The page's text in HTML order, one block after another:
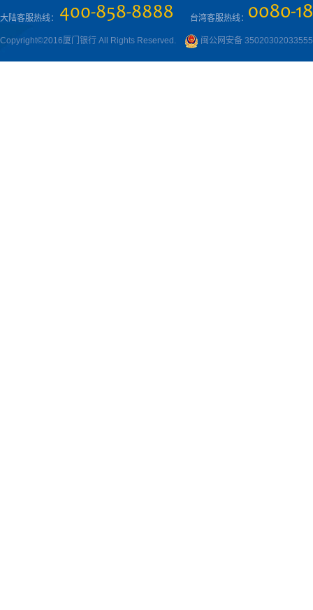
大陆客服热线： 台湾客服热线：
Copyright©2016厦门银行 All Rights Reserved. 闽公网安备